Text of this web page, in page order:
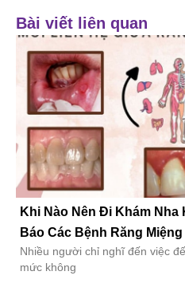
Bài viết liên quan
Khi Nào Nên Đi Khám Nha
Báo Các Bệnh Răng Miệng
Nhiều người chỉ nghĩ đến việc
mức không